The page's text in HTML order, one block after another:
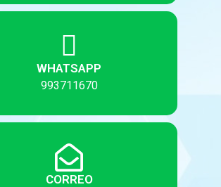
WHATSAPP
993711670
CORREO